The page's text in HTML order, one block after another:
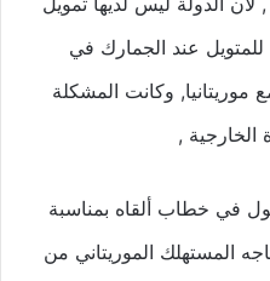
للمتويل عند الجمارك في
وكانت المشكلة
,
في خطاب ألقاه بمناسبة
المستهلك الموريتاني من